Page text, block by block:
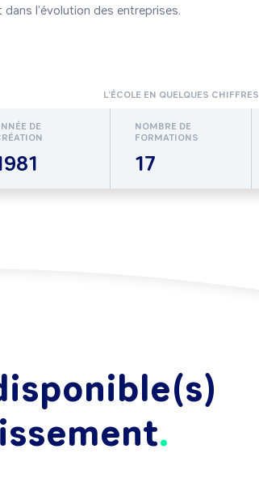
dans l’évolution des entreprises.
L’ÉCOLE EN QUELQUES CHIFFRES
DE
NOMBRE DE
FORMATIONS
17